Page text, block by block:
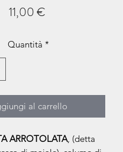
11,00 €Prezzo
Quantità *
al carrello
ARROTOLATA, (detta